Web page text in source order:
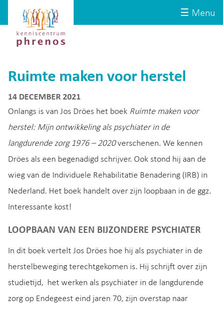
☰ Menu
Kenniscentrum
Phrenos
website
Ruimte maken voor herstel
14 DECEMBER 2021
Onlangs is van Jos Dröes het boek Ruimte maken voor
herstel: Mijn ontwikkeling als psychiater in de
langdurende zorg 1976 – 2020verschenen. We kennen
Dröes als een begenadigd schrijver. Ook stond hij aan de
wieg van de Individuele Rehabilitatie Benadering (IRB) in
Nederland. Het boek handelt over zijn loopbaan in de ggz.
Interessante kost!
LOOPBAAN VAN EEN BIJZONDERE PSYCHIATER
In dit boek vertelt Jos Dröes hoe hij als psychiater in de
herstelbeweging terechtgekomen is. Hij schrijft over zijn
studietijd, het werken als psychiater in de langdurende
zorg op Endegeest eind jaren 70, zijn overstap naar